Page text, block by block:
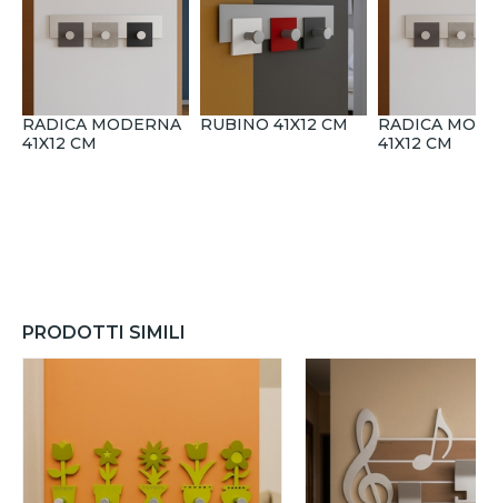
RADICA MODERNA
41X12 CM
RUBINO 41X12 CM
RADICA
41X12 CM
PRODOTTI SIMILI